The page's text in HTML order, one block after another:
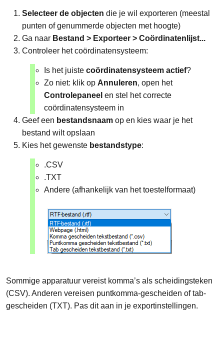
Selecteer de objecten die je wil exporteren (meestal
punten of genummerde objecten met hoogte)
Ga naar Bestand > Exporteer > Coördinatenlijst...
Controleer het coördinatensysteem:
Is het juiste coördinatensysteem actief?
Zo niet: klik op Annuleren, open het
Controlepaneel en stel het correcte
coördinatensysteem in
Geef een bestandsnaam op en kies waar je het
bestand wilt opslaan
Kies het gewenste bestandstype:
.CSV
.TXT
Andere (afhankelijk van het toestelformaat)
Sommige apparatuur vereist komma’s als scheidingsteken
(CSV). Anderen vereisen puntkomma-gescheiden of tab-
gescheiden (TXT). Pas dit aan in je exportinstellingen.